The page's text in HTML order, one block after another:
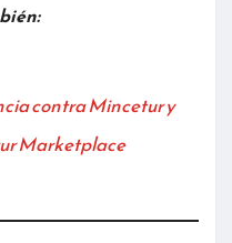
contra Mincetur y
Marketplace